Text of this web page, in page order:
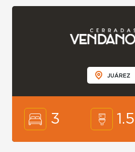
JUÁREZ
3 1.5